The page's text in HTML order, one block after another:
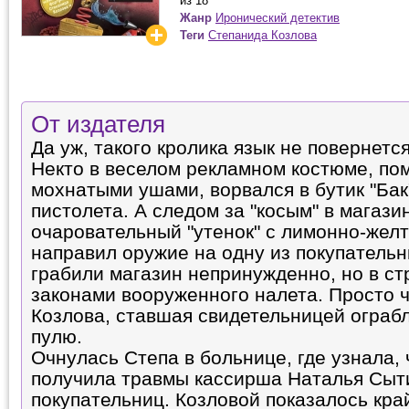
Жанр Иронический детектив
Теги Степанида Козлова
От издателя
Да уж, такого кролика язык не
Некто в веселом рекламном костюме,
мохнатыми ушами, ворвался в бутик
пистолета. А следом за "косым" в
очаровательный "утенок" с лимонно-
направил оружие на одну из
грабили магазин непринужденно, но в
законами вооруженного налета. Просто
Козлова, ставшая свидетельницей
пулю.
Очнулась Степа в больнице, где узнала,
получила травмы кассирша Наталья
покупательниц. Козловой показалось